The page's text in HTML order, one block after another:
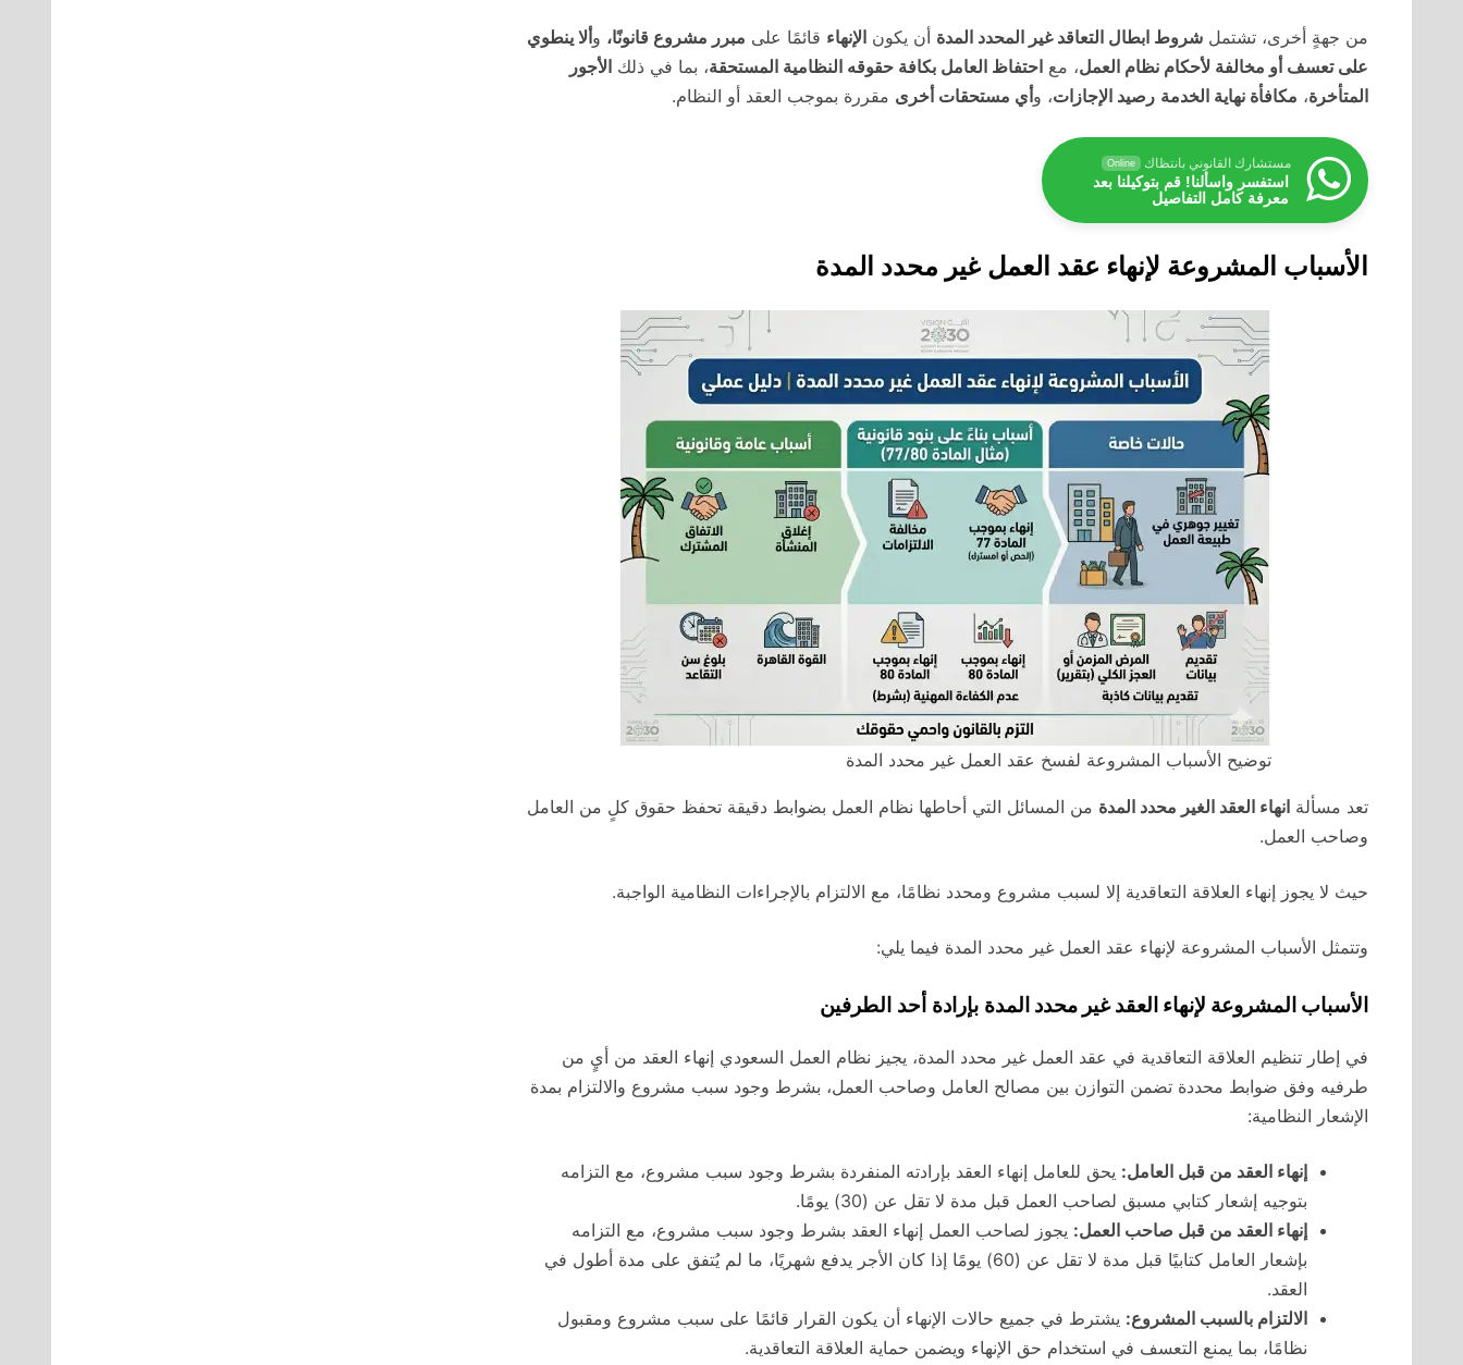
من جهةٍ أخرى، تشتمل شروط ابطال التعاقد غير المحدد المدة أن يكون الإنهاء قائمًا على مبرر مشروع قانونًا، وألا ينطوي
على تعسف أو مخالفة لأحكام نظام العمل، مع احتفاظ العامل بكافة حقوقه النظامية المستحقة، بما في ذلك الأجور
المتأخرة، مكافأة نهاية الخدمة رصيد الإجازات، وأي مستحقات أخرى مقررة بموجب العقد أو النظام.
مستشارك القانوني بانتظاك Online
استفسر واسألنا! قم بتوكيلنا بعد
معرفة كامل التفاصيل
الأسباب المشروعة لإنهاء عقد العمل غير محدد المدة
توضيح الأسباب المشروعة لفسخ عقد العمل غير محدد المدة
تعد مسألة انهاء العقد الغير محدد المدة من المسائل التي أحاطها نظام العمل بضوابط دقيقة تحفظ حقوق كلٍ من العامل
وصاحب العمل.
حيث لا يجوز إنهاء العلاقة التعاقدية إلا لسبب مشروع ومحدد نظامًا، مع الالتزام بالإجراءات النظامية الواجبة.
وتتمثل الأسباب المشروعة لإنهاء عقد العمل غير محدد المدة فيما يلي:
الأسباب المشروعة لإنهاء العقد غير محدد المدة بإرادة أحد الطرفين
في إطار تنظيم العلاقة التعاقدية في عقد العمل غير محدد المدة، يجيز نظام العمل السعودي إنهاء العقد من أيٍ من
طرفيه وفق ضوابط محددة تضمن التوازن بين مصالح العامل وصاحب العمل، بشرط وجود سبب مشروع والالتزام بمدة
الإشعار النظامية:
إنهاء العقد من قبل العامل: يحق للعامل إنهاء العقد بإرادته المنفردة بشرط وجود سبب مشروع، مع التزامه
بتوجيه إشعار كتابي مسبق لصاحب العمل قبل مدة لا تقل عن (30) يومًا.
إنهاء العقد من قبل صاحب العمل: يجوز لصاحب العمل إنهاء العقد بشرط وجود سبب مشروع، مع التزامه
بإشعار العامل كتابيًا قبل مدة لا تقل عن (60) يومًا إذا كان الأجر يدفع شهريًا، ما لم يُتفق على مدة أطول في
العقد.
الالتزام بالسبب المشروع: يشترط في جميع حالات الإنهاء أن يكون القرار قائمًا على سبب مشروع ومقبول
نظامًا، بما يمنع التعسف في استخدام حق الإنهاء ويضمن حماية العلاقة التعاقدية.